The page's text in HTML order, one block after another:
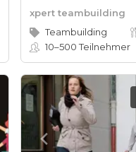
xpert teambuilding
Teambuilding
10–500Teilnehmer